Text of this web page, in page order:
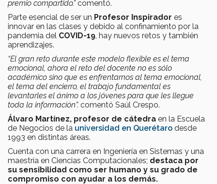
premio compartido.”comentó.
Parte esencial de ser un Profesor Inspirador es
innovar en las clases y debido al confinamiento por la
pandemia del COVID-19 , hay nuevos retos y también
aprendizajes.
“El gran reto durante este modelo flexible es el tema
emocional, ahora el reto del docente no es sólo
académico sino que es enfrentarnos al tema emocional,
el tema del encierro, el trabajo fundamental es
levantarles el ánimo a los jóvenes para que les llegue
toda la información”. comentó Saúl Crespo.
Álvaro Martínez, profesor de cátedra en la Escuela
de Negocios de la universidad en Querétaro desde
1993 en distintas áreas.
Cuenta con una carrera en Ingeniería en Sistemas y una
maestría en Ciencias Computacionales; destaca por
su sensibilidad como ser humano y su grado de
compromiso con ayudar a los demás.